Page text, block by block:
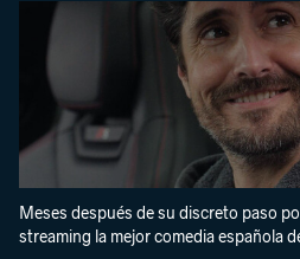
Meses después de su discreto paso
streaming la mejor comedia española